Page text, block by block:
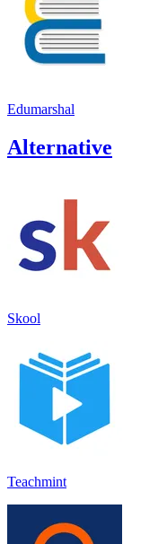
Edumarshal
Alternative
Skool
Teachmint